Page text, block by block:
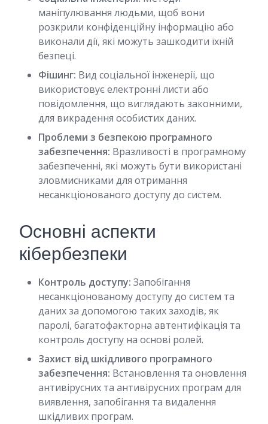
маніпулювання людьми, щоб вони
розкрили конфіденційну інформацію або
виконали дії, які можуть зашкодити їхній
безпеці.
Фішинг: Вид соціальної інженерії, що
використовує електронні листи або
повідомлення, що виглядають законними,
для викрадення особистих даних.
Проблеми з безпекою програмного
забезпечення: Вразливості в програмному
забезпеченні, які можуть бути використані
зловмисниками для отримання
несанкціонованого доступу до систем.
Основні аспекти
кібербезпеки
Контроль доступу: Запобігання
несанкціонованому доступу до систем та
даних за допомогою таких заходів, як
паролі, багатофакторна автентифікація та
контроль доступу на основі ролей.
Захист від шкідливого програмного
забезпечення: Встановлення та оновлення
антивірусних та антивірусних програм для
виявлення, запобігання та видалення
шкідливих програм.